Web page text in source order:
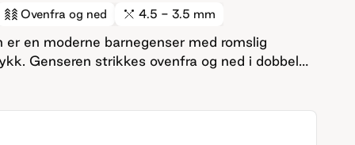
Ovenfra og ned 4.5 - 3.5 mm
en moderne barnegenser med romslig
Genseren strikkes ovenfra og ned i dobbel